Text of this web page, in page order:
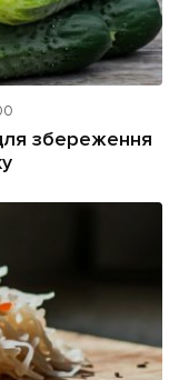
збереження